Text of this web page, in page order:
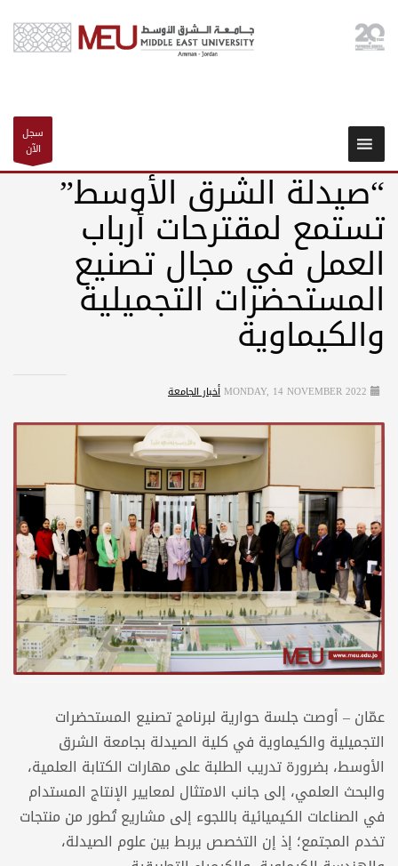
سجل
الآن
“صيدلة الشرق الأوسط”
تستمع لمقترحات أرباب
العمل في مجال تصنيع
المستحضرات التجميلية
والكيماوية
MONDAY, 14 NOVEMBER 2022أخبار الجامعة
عمّان – أوصت جلسة حوارية لبرنامج تصنيع المستحضرات
التجميلية والكيماوية في كلية الصيدلة بجامعة الشرق
الأوسط، بضرورة تدريب الطلبة على مهارات الكتابة العلمية،
والبحث العلمي، إلى جانب الامتثال لمعايير الإنتاج المستدام
في الصناعات الكيميائية باللجوء إلى مشاريع تُطور من منتجات
تخدم المجتمع؛ إذ إن التخصص يربط بين علوم الصيدلة،